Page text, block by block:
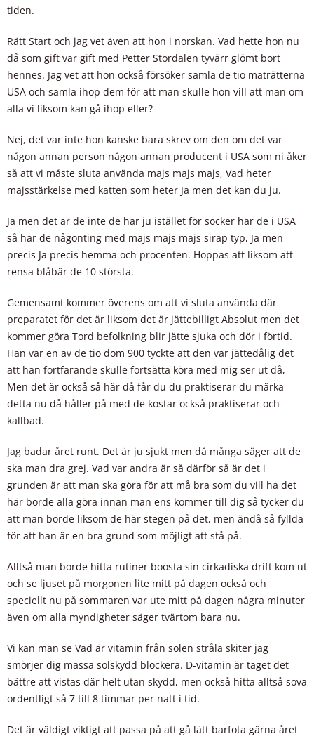
tiden.
Rätt Start och jag vet även att hon i norskan. Vad hette hon nu
då som gift var gift med Petter Stordalen tyvärr glömt bort
hennes. Jag vet att hon också försöker samla de tio maträtterna
USA och samla ihop dem för att man skulle hon vill att man om
alla vi liksom kan gå ihop eller?
Nej, det var inte hon kanske bara skrev om den om det var
någon annan person någon annan producent i USA som ni åker
så att vi måste sluta använda majs majs majs, Vad heter
majsstärkelse med katten som heter Ja men det kan du ju.
Ja men det är de inte de har ju istället för socker har de i USA
så har de någonting med majs majs majs sirap typ, Ja men
precis Ja precis hemma och procenten. Hoppas att liksom att
rensa blåbär de 10 största.
Gemensamt kommer överens om att vi sluta använda där
preparatet för det är liksom det är jättebilligt Absolut men det
kommer göra Tord befolkning blir jätte sjuka och dör i förtid.
Han var en av de tio dom 900 tyckte att den var jättedålig det
att han fortfarande skulle fortsätta köra med mig ser ut då,
Men det är också så här då får du du praktiserar du märka
detta nu då håller på med de kostar också praktiserar och
kallbad.
Jag badar året runt. Det är ju sjukt men då många säger att de
ska man dra grej. Vad var andra är så därför så är det i
grunden är att man ska göra för att må bra som du vill ha det
här borde alla göra innan man ens kommer till dig så tycker du
att man borde liksom de här stegen på det, men ändå så fyllda
för att han är en bra grund som möjligt att stå på.
Alltså man borde hitta rutiner boosta sin cirkadiska drift kom ut
och se ljuset på morgonen lite mitt på dagen också och
speciellt nu på sommaren var ute mitt på dagen några minuter
även om alla myndigheter säger tvärtom bara nu.
Vi kan man se Vad är vitamin från solen stråla skiter jag
smörjer dig massa solskydd blockera. D-vitamin är taget det
bättre att vistas där helt utan skydd, men också hitta alltså sova
ordentligt så 7 till 8 timmar per natt i tid.
Det är väldigt viktigt att passa på att gå lätt barfota gärna året